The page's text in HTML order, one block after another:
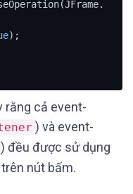
);
rằng cả event-
) và event-
) đều được sử dụng
nút bấm.